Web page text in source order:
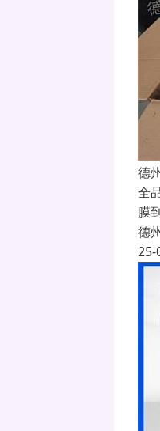
德
全
膜
德
25-